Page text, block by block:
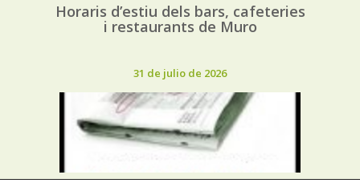
Horaris d’estiu dels bars, cafeteries
i restaurants de Muro
31 de julio de 2026